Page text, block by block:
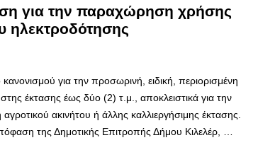
για την παραχώρηση χρήσης
ηλεκτροδότησης
για την προσωρινή, ειδική, περιορισμένη
έκτασης έως δύο (2) τ.μ., αποκλειστικά για την
ακινήτου ή άλλης καλλιεργήσιμης έκτασης.
της Δημοτικής Επιτροπής Δήμου Κιλελέρ, …